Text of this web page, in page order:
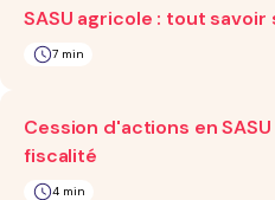
SASU agricole : tout
7 min
Cession d'actions en
fiscalité
4 min